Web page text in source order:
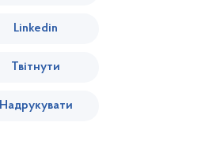
Linkedin
Твітнути
Надрукувати